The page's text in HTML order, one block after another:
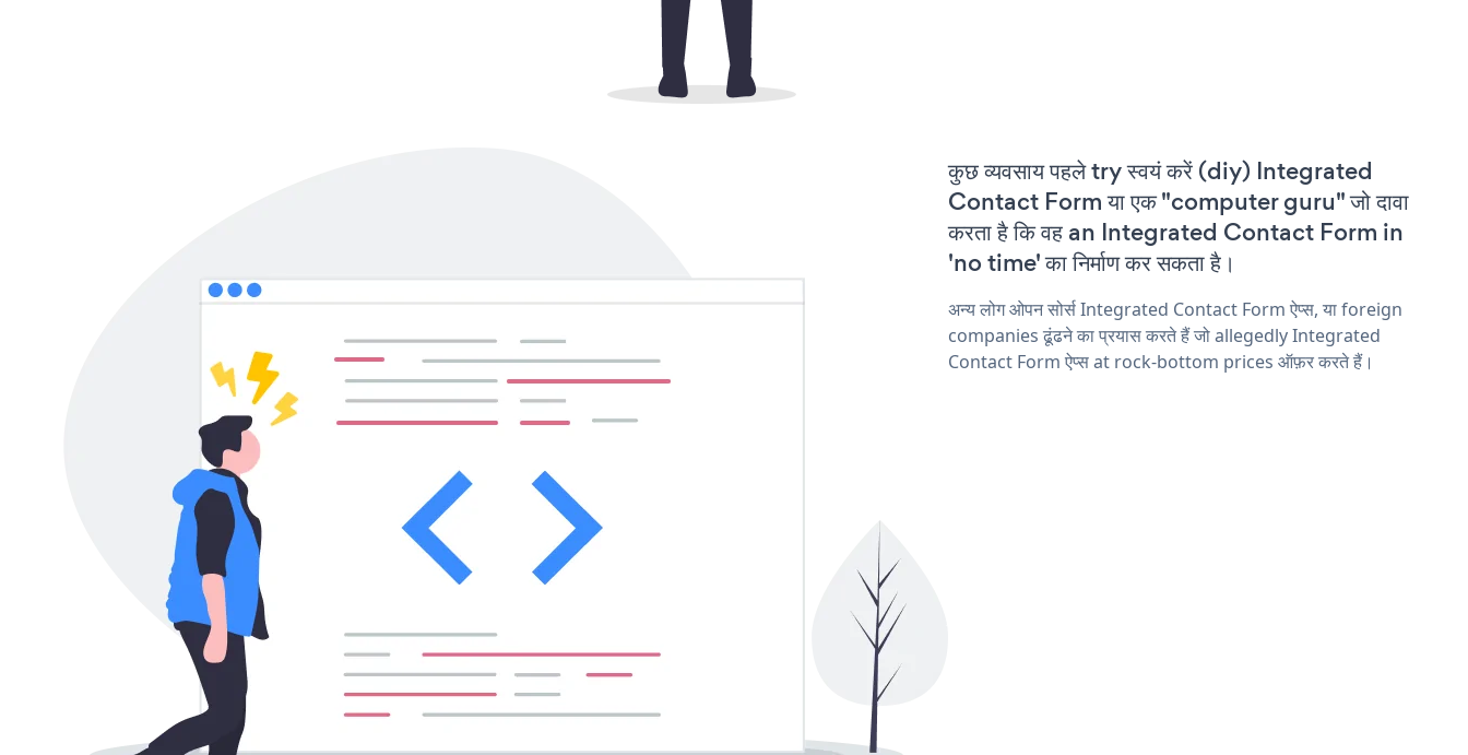
कुछ व्यवसाय पहले try स्वयं करें (diy) Integrated
Contact Form या एक "computer guru" जो दावा
करता है कि वह an Integrated Contact Form in
'no time' का निर्माण कर सकता है।
अन्य लोग ओपन सोर्स Integrated Contact Form ऐप्स, या foreign
companies ढूंढने का प्रयास करते हैं जो allegedly Integrated
Contact Form ऐप्स at rock-bottom prices ऑफ़र करते हैं।